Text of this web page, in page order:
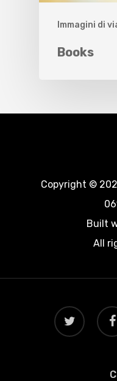
Immagini di
Books
Copyright ©
Built
All
twitter